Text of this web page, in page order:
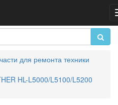
для ремонта техники
HL-L5000/L5100/L5200